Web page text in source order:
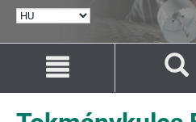
KIVÁLASZTÁSA
tartalomhoz
navigációhoz